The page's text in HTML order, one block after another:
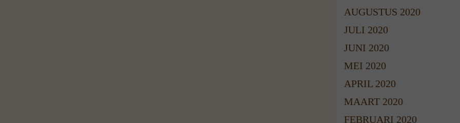
AUGUSTUS 2020
JULI 2020
JUNI 2020
MEI 2020
APRIL 2020
MAART 2020
FEBRUARI 2020